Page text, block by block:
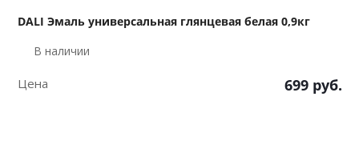
DALI Эмаль универсальная глянцевая белая 0,9кг
В наличии
Цена 699 руб.